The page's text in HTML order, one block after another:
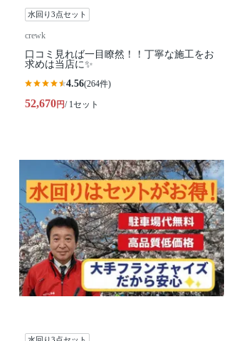
水回り3点セット
crewk
口コミ見れば一目瞭然！！丁寧な施工をお
求めは当店に✨
4.56(264件)
52,670円/ 1セット